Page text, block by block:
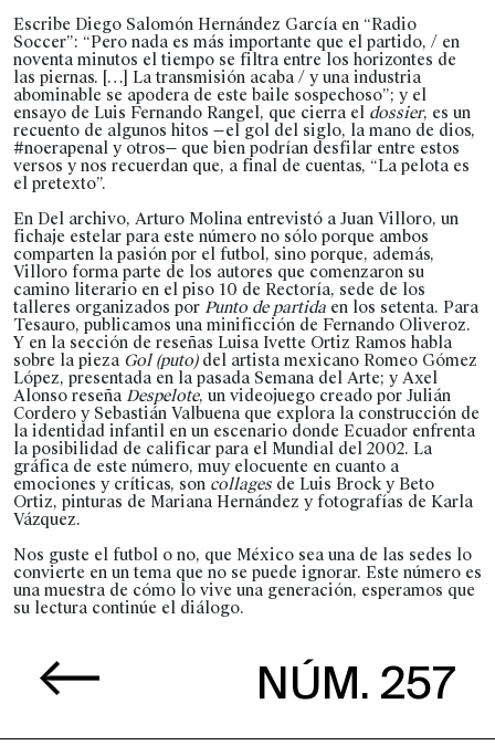
Escribe Diego Salomón Hernández García en “Radio
Soccer”: “Pero nada es más importante que el partido, / en
noventa minutos el tiempo se filtra entre los horizontes de
las piernas. […] La transmisión acaba / y una industria
abominable se apodera de este baile sospechoso”; y el
ensayo de Luis Fernando Rangel, que cierra el dossier, es un
recuento de algunos hitos —el gol del siglo, la mano de dios,
#noerapenal y otros— que bien podrían desfilar entre estos
versos y nos recuerdan que, a final de cuentas, “La pelota es
el pretexto”.
En Del archivo, Arturo Molina entrevistó a Juan Villoro, un
fichaje estelar para este número no sólo porque ambos
comparten la pasión por el futbol, sino porque, además,
Villoro forma parte de los autores que comenzaron su
camino literario en el piso 10 de Rectoría, sede de los
talleres organizados por Punto de partida en los setenta. Para
Tesauro, publicamos una minificción de Fernando Oliveroz.
Y en la sección de reseñas Luisa Ivette Ortiz Ramos habla
sobre la pieza Gol (puto)del artista mexicano Romeo Gómez
López, presentada en la pasada Semana del Arte; y Axel
Alonso reseña Despelote, un videojuego creado por Julián
Cordero y Sebastián Valbuena que explora la construcción de
la identidad infantil en un escenario donde Ecuador enfrenta
la posibilidad de calificar para el Mundial del 2002. La
gráfica de este número, muy elocuente en cuanto a
emociones y críticas, son collages de Luis Brock y Beto
Ortiz, pinturas de Mariana Hernández y fotografías de Karla
Vázquez.
Nos guste el futbol o no, que México sea una de las sedes lo
convierte en un tema que no se puede ignorar. Este número es
una muestra de cómo lo vive una generación, esperamos que
su lectura continúe el diálogo.
NÚM. 257